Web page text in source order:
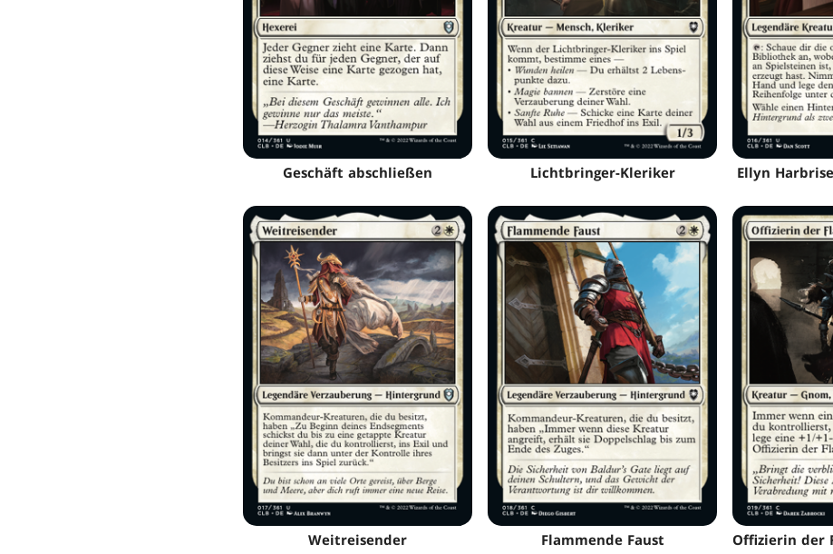
Geschäft abschließen Lichtbringer-Kleriker Ellyn
Weitreisender Flammende Faust Offizierin der